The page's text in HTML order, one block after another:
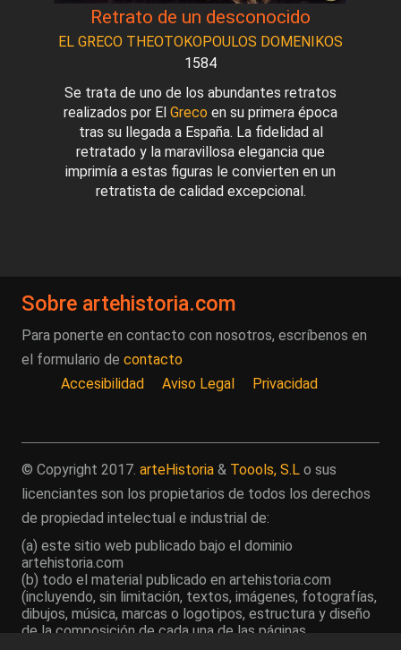
Retrato de un desconocido
EL GRECO THEOTOKOPOULOS DOMENIKOS
1584
Se trata de uno de los abundantes retratos
realizados por El Greco en su primera época
tras su llegada a España. La fidelidad al
retratado y la maravillosa elegancia que
imprimía a estas figuras le convierten en un
retratista de calidad excepcional.
Sobre artehistoria.com
Para ponerte en contacto con nosotros, escríbenos en
el formulario de contacto
Accesibilidad
Aviso Legal Privacidad
© Copyright 2017. arteHistoria & Toools, S.L o sus
licenciantes son los propietarios de todos los derechos
de propiedad intelectual e industrial de:
(a) este sitio web publicado bajo el dominio
artehistoria.com
(b) todo el material publicado en artehistoria.com
(incluyendo, sin limitación, textos, imágenes, fotografías,
dibujos, música, marcas o logotipos, estructura y diseño
de la composición de cada una de las páginas